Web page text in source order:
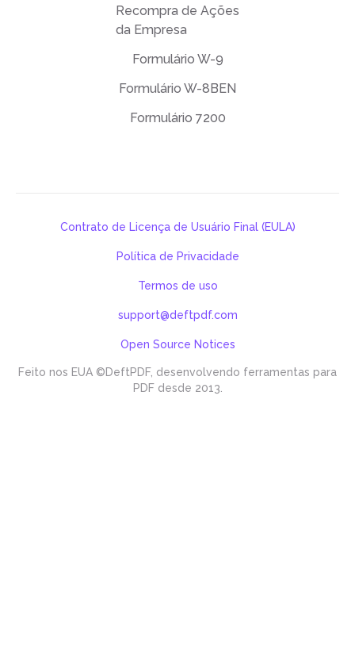
Recompra de Ações
da Empresa
Formulário W-9
Formulário W-8BEN
Formulário 7200
Feito nos EUA ©DeftPDF, desenvolvendo ferramentas para
PDF desde 2013.
Contrato de Licença de Usuário Final (EULA)
Política de Privacidade
Termos de uso
support@deftpdf.com
Open Source Notices